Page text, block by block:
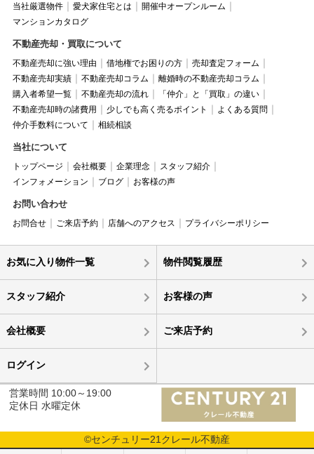
当社厳選物件 愛犬家住宅とは
開催中オープンルーム
マンションカタログ
不動産売却・買取について
不動産売却に強い理由 借地権でお困りの方
売却査定フォーム
不動産売却実績
不動産売却コラム
離婚時の不動産売却コラム
購入者希望一覧
不動産売却の流れ
「仲介」と「買取」の違い
不動産売却時の諸費用
少しでも高く売るポイント
よくある質問
仲介手数料について
相続相談
当社について
トップページ 会社概要 企業理念
スタッフ紹介
インフォメーション
ブログ お客様の声
お問い合わせ
お問合せ ご来店予約 店舗へのアクセス プライバシーポリシー
お気に入り物件一覧 物件閲覧履歴
スタッフ紹介 お客様の声
会社概要 ご来店予約
ログイン
営業時間 10:00～19:00
定休日 水曜定休
©センチュリー21クレール不動産